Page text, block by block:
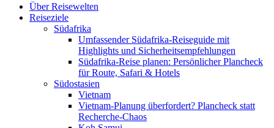
Über Reisewelten
Reiseziele
Südafrika
Umfassender Südafrika-Reiseguide mit
Highlights und Sicherheitsempfehlungen
Südafrika-Reise planen: Persönlicher Plancheck
für Route, Safari & Hotels
Südostasien
Vietnam
Vietnam-Planung überfordert? Plancheck statt
Recherche-Chaos